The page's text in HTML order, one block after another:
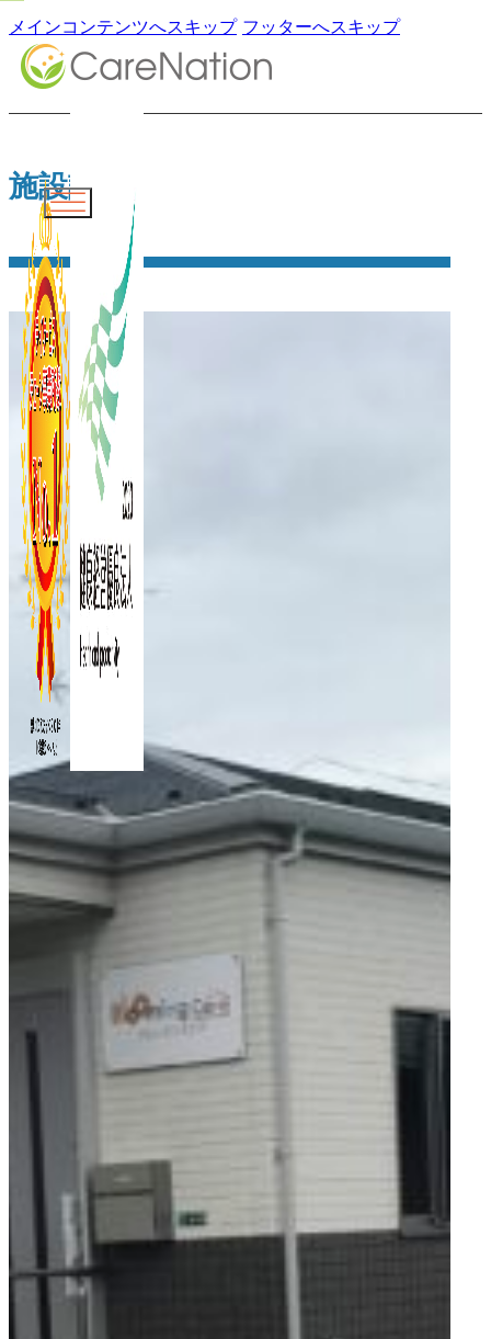
メインコンテンツへスキップ フッターへスキップ
施設詳細